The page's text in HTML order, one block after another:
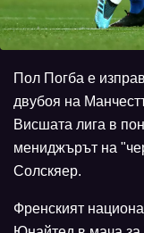
Пол Погба е
двубоя на
Висшата лига в
мениджърът на
Солскяер.
Френският